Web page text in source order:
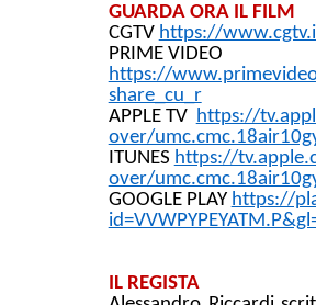
GUARDA ORA IL FILM
CGTV https://
PRIME VIDEO
https://
share_cu_r
APPLE TV https://
over/
ITUNES https://
over/
GOOGLE PLAY https://
IL REGISTA